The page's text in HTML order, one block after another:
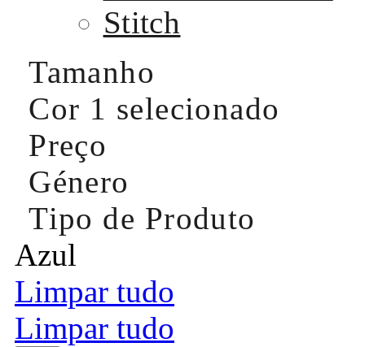
Stitch
Tamanho
Cor 1 selecionado
Preço
Género
Tipo de Produto
Azul
Limpar tudo
Limpar tudo